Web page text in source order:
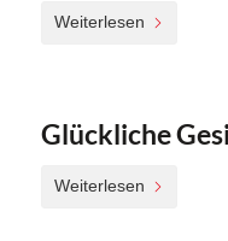
Weiterlesen
Glückliche
Weiterlesen